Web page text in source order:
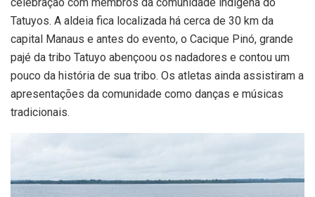
Tatuyos. A aldeia fica localizada há cerca de 30 km da
capital Manaus e antes do evento, o Cacique Pinó, grande
pajé da tribo Tatuyo abençoou os nadadores e contou um
pouco da história de sua tribo. Os atletas ainda assistiram a
apresentações da comunidade como danças e músicas
tradicionais.